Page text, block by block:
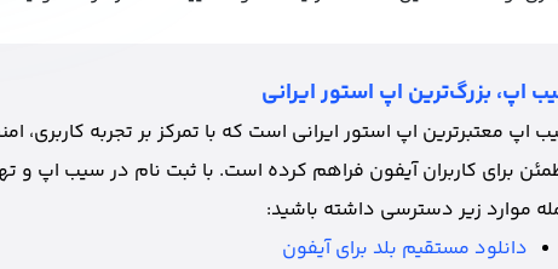
اپ، بزرگ‌ترین اپ استور ایرانی
اپ معتبرترین اپ استور ایرانی است که با تمرکز بر تجربه
برای کاربران آیفون فراهم کرده است. با ثبت نام در سیب اپ و
موارد زیر دسترسی داشته باشید:
دانلود مستقیم بلد برای آیفون